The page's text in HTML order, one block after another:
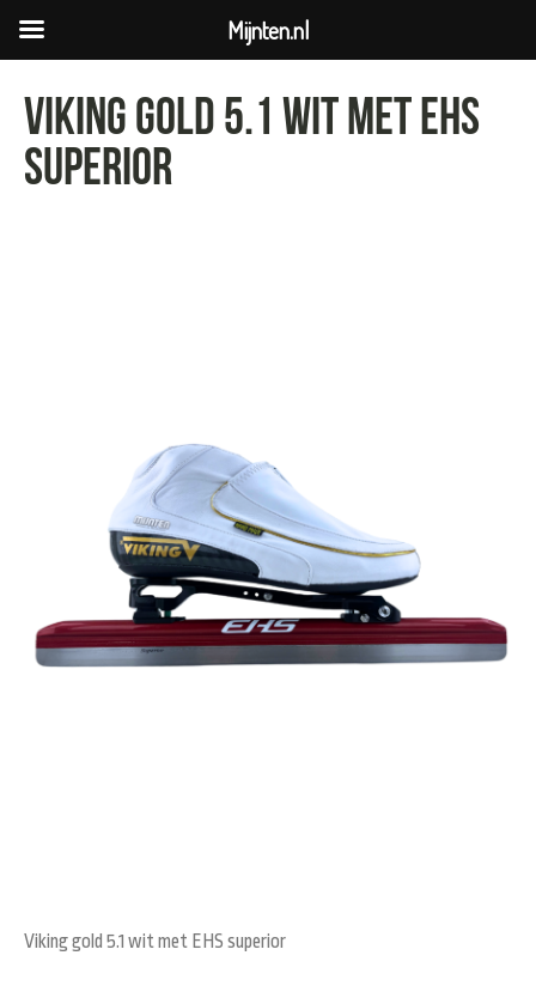
Viking gold 5.1 wit met EHS
superior
Viking gold 5.1 wit met EHS superior
Mijnten.nl